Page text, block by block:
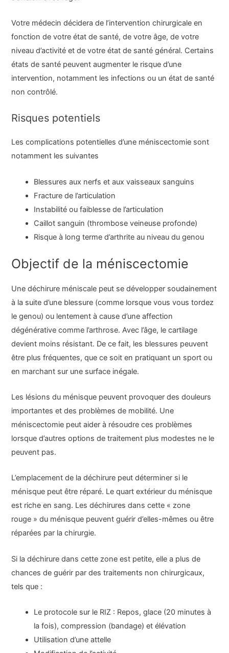
Votre médecin décidera de l’intervention chirurgicale en
fonction de votre état de santé, de votre âge, de votre
niveau d’activité et de votre état de santé général. Certains
états de santé peuvent augmenter le risque d’une
intervention, notamment les infections ou un état de santé
non contrôlé.
Risques potentiels
Les complications potentielles d’une méniscectomie sont
notamment les suivantes
Blessures aux nerfs et aux vaisseaux sanguins
Fracture de l’articulation
Instabilité ou faiblesse de l’articulation
Caillot sanguin (thrombose veineuse profonde)
Risque à long terme d’arthrite au niveau du genou
Objectif de la méniscectomie
Une déchirure méniscale peut se développer soudainement
à la suite d’une blessure (comme lorsque vous vous tordez
le genou) ou lentement à cause d’une affection
dégénérative comme l’arthrose. Avec l’âge, le cartilage
devient moins résistant. De ce fait, les blessures peuvent
être plus fréquentes, que ce soit en pratiquant un sport ou
en marchant sur une surface inégale.
Les lésions du ménisque peuvent provoquer des douleurs
importantes et des problèmes de mobilité. Une
méniscectomie peut aider à résoudre ces problèmes
lorsque d’autres options de traitement plus modestes ne le
peuvent pas.
L’emplacement de la déchirure peut déterminer si le
ménisque peut être réparé. Le quart extérieur du ménisque
est riche en sang. Les déchirures dans cette « zone
rouge » du ménisque peuvent guérir d’elles-mêmes ou être
réparées par la chirurgie.
Si la déchirure dans cette zone est petite, elle a plus de
chances de guérir par des traitements non chirurgicaux,
tels que :
Le protocole sur le RIZ : Repos, glace (20 minutes à
la fois), compression (bandage) et élévation
Utilisation d’une attelle